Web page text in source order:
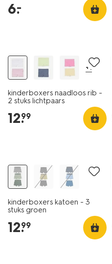
6.
–
+1
kinderboxers naadloos rib -
2 stuks lichtpaars
12.
99
kinderboxers katoen - 3
stuks groen
12.
99